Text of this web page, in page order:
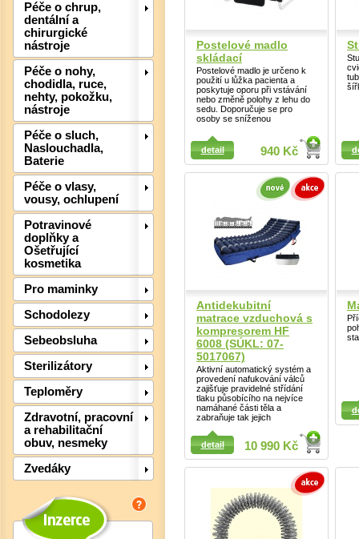
Péče o chrup,
dentální a
chirurgické
nástroje
Péče o nohy,
chodidla, ruce,
nehty, pokožku,
nástroje
Péče o sluch,
Naslouchadla,
Baterie
Péče o vlasy,
vousy, ochlupení
Potravinové
doplňky a
Ošetřující
kosmetika
Pro maminky
Schodolezy
Sebeobsluha
Sterilizátory
Teploměry
Zdravotní, pracovní
a rehabilitační
obuv, nesmeky
Zvedáky
Postelové madlo
skládací
Postelové madlo je určeno k
použití u lůžka pacienta a
poskytuje oporu při vstávání
nebo změně polohy z lehu do
sedu. Doporučuje se pro
osoby se sníženou
940 Kč
detail
Detail
Detail
Antidekubitní
matrace vzduchová s
kompresorem HF
6008 (SÚKL: 07-
5017067)
Aktivní automatický systém a
provedení nafukování válců
zajišťuje pravidelné střídání
tlaku působícího na nejvíce
namáhané části těla a
zabraňuje tak jejich
10 990 Kč
detail
Detail